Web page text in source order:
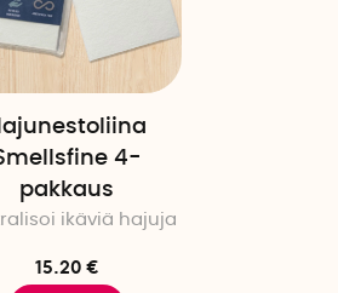
4-
pakkaus
ikäviä hajuja
15.20 €